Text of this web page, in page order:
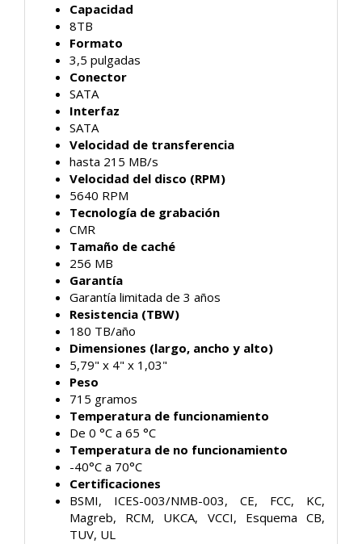
Capacidad
8TB
Formato
3,5 pulgadas
Conector
SATA
Interfaz
SATA
Velocidad de transferencia
hasta 215 MB/s
Velocidad del disco (RPM)
5640 RPM
Tecnología de grabación
CMR
Tamaño de caché
256 MB
Garantía
Garantía limitada de 3 años
Resistencia (TBW)
180 TB/año
Dimensiones (largo, ancho y alto)
5,79" x 4" x 1,03"
Peso
715 gramos
Temperatura de funcionamiento
De 0 °C a 65 °C
Temperatura de no funcionamiento
-40°C a 70°C
Certificaciones
BSMI, ICES-003/NMB-003, CE, FCC, KC,
Magreb, RCM, UKCA, VCCI, Esquema CB,
TUV, UL